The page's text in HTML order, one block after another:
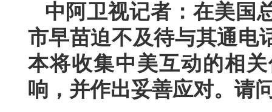
中阿卫视记者：在美国
市早苗迫不及待与其通电
本将收集中美互动的相
响，并作出妥善应对。请